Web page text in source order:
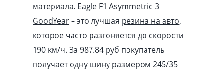
материала. Eagle F1 Asymmetric 3
GoodYear– это лучшая резина на авто,
которое часто разгоняется до скорости
190 км/ч. За 987.84 pуб покупатель
получает одну шину размером 245/35